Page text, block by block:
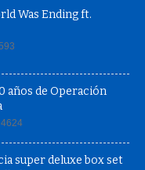
Was Ending ft.
años de Operación
4624
super deluxe box set